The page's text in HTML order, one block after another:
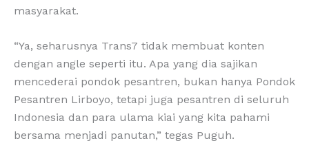
masyarakat.
“Ya, seharusnya Trans7 tidak membuat konten
dengan angle seperti itu. Apa yang dia sajikan
mencederai pondok pesantren, bukan hanya Pondok
Pesantren Lirboyo, tetapi juga pesantren di seluruh
Indonesia dan para ulama kiai yang kita pahami
bersama menjadi panutan,” tegas Puguh.